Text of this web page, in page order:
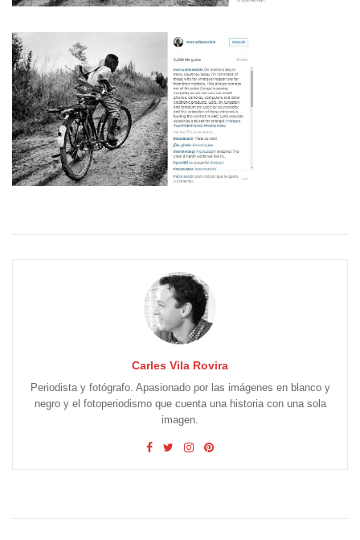
Carles Vila Rovira
Periodista y fotógrafo. Apasionado por las imágenes en blanco y
negro y el fotoperiodismo que cuenta una historia con una sola
imagen.